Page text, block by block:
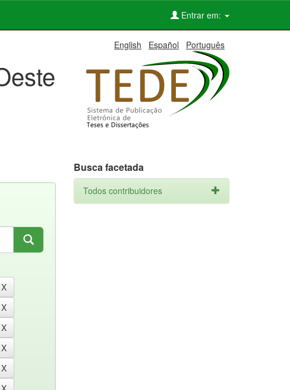
Entrar em:
English Español Português
Busca facetada
Todos contribuidores